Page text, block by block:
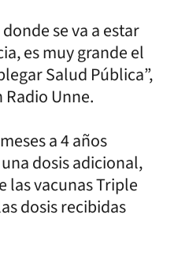
se va a estar
es muy grande el
Salud Pública”,
Unne.
a 4 años
dosis adicional,
las vacunas Triple
dosis recibidas